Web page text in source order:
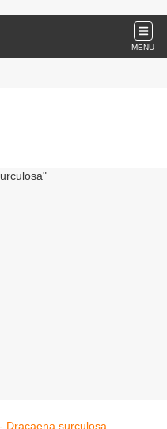
MENU